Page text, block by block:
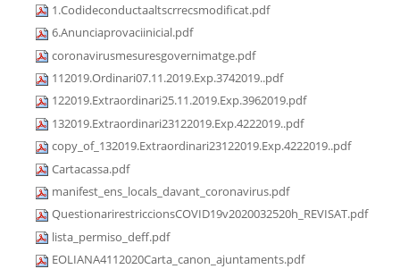
1.Codideconductaaltscrrecsmodificat.pdf
6.Anunciaprovaciinicial.pdf
coronavirusmesuresgovernimatge.pdf
112019.Ordinari07.11.2019.Exp.3742019..pdf
122019.Extraordinari25.11.2019.Exp.3962019.pdf
132019.Extraordinari23122019.Exp.4222019..pdf
copy_of_132019.Extraordinari23122019.Exp.4222019..pdf
Cartacassa.pdf
manifest_ens_locals_davant_coronavirus.pdf
QuestionarirestriccionsCOVID19v2020032520h_REVISAT.pdf
lista_permiso_deff.pdf
EOLIANA4112020Carta_canon_ajuntaments.pdf